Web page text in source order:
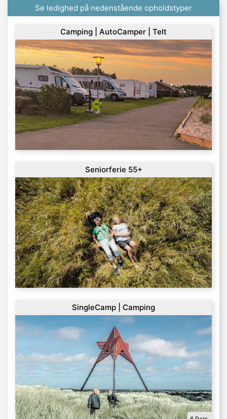
Se ledighed på nedenstående opholdstyper
Camping | AutoCamper | Telt
Seniorferie 55+
SingleCamp | Camping